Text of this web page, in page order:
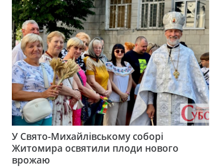
У Свято-Михайлівському соборі
Житомира освятили плоди нового
врожаю